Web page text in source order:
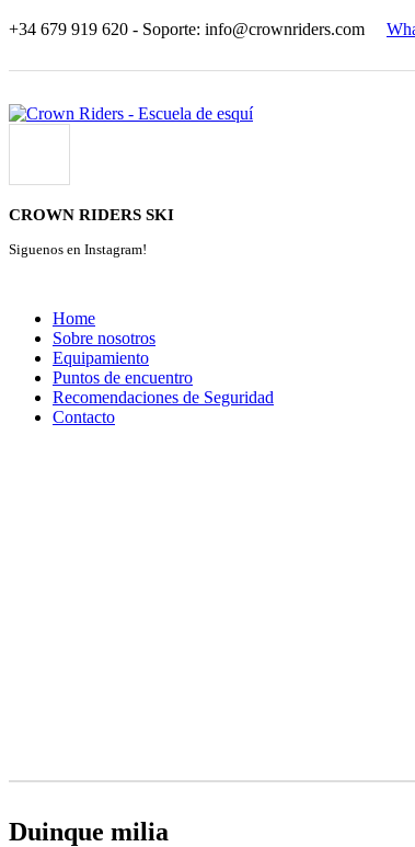
+34 679 919 620 - Soporte: info@crownriders.com
CROWN RIDERS SKI
Siguenos en Instagram!
Home
Sobre nosotros
Equipamiento
Puntos de encuentro
Recomendaciones de Seguridad
Contacto
Duinque milia